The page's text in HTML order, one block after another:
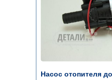
Насос отопителя